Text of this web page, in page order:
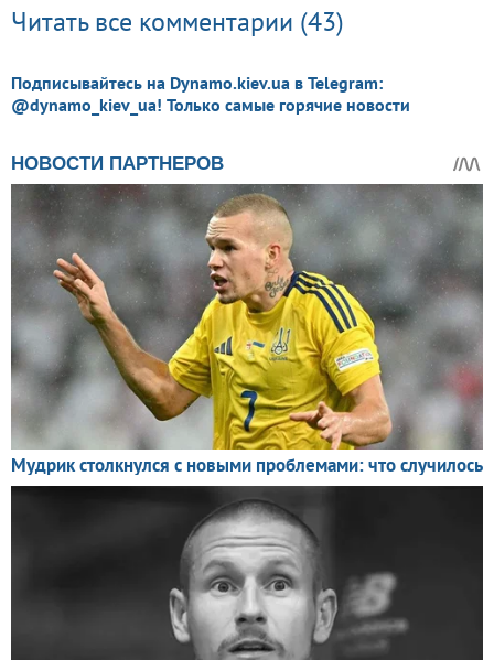
Читать все комментарии (43)
Подписывайтесь на Dynamo.kiev.ua в Telegram:
@dynamo_kiev_ua! Только самые горячие новости